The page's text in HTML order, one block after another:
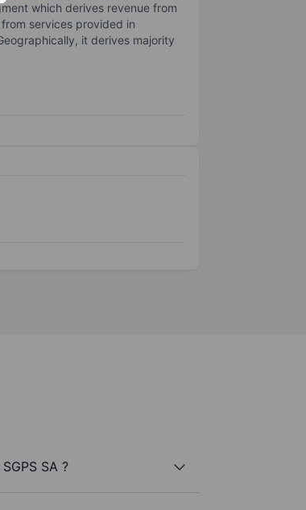
which derives revenue from
services provided in
it derives majority
SA ?